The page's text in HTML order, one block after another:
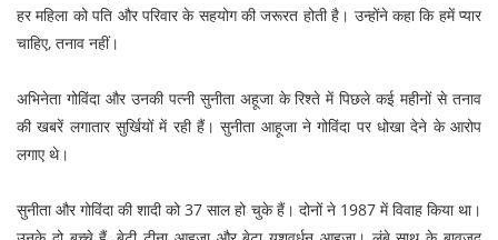
हर महिला को पति और परिवार के सहयोग की जरूरत होती है। उन्होंने कहा कि हमें प्यार
चाहिए, तनाव नहीं।
अभिनेता गोविंदा और उनकी पत्नी सुनीता अहूजा के रिश्ते में पिछले कई महीनों से तनाव
की खबरें लगातार सुर्खियों में रही हैं। सुनीता आहूजा ने गोविंदा पर धोखा देने के आरोप
लगाए थे।
सुनीता और गोविंदा की शादी को 37 साल हो चुके हैं। दोनों ने 1987 में विवाह किया था।